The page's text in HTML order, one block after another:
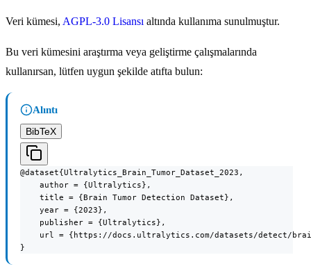
Veri kümesi, AGPL-3.0 Lisansı altında kullanıma sunulmuştur.
Bu veri kümesini araştırma veya geliştirme çalışmalarında
kullanırsan, lütfen uygun şekilde atıfta bulun:
Alıntı
BibTeX
@dataset{Ultralytics_Brain_Tumor_Dataset_2023,
    author = {Ultralytics},
    title = {Brain Tumor Detection Dataset},
    year = {2023},
    publisher = {Ultralytics},
url = {https://docs.ultralytics.com/datasets/detect/
}